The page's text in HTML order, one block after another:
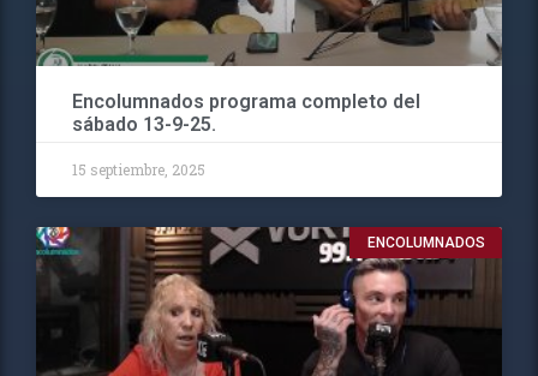
Encolumnados programa completo del
sábado 13-9-25.
15 septiembre, 2025
ENCOLUMNADOS